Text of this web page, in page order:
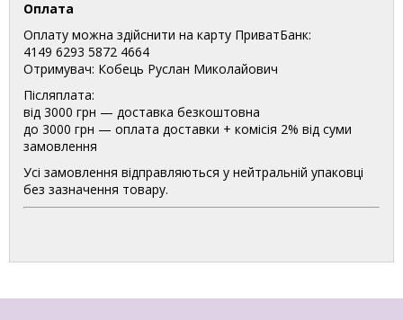
Оплата
Оплату можна здійснити на карту ПриватБанк:
4149 6293 5872 4664
Отримувач: Кобець Руслан Миколайович
Післяплата:
від 3000 грн — доставка безкоштовна
до 3000 грн — оплата доставки + комісія 2% від суми
замовлення
Усі замовлення відправляються у нейтральній упаковці
без зазначення товару.